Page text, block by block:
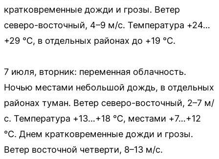
кратковременные дожди и грозы. Ветер
северо-восточный, 4–9 м/с. Температура +24…
+29 °C, в отдельных районах до +19 °C.
7 июля, вторник: переменная облачность.
Ночью местами небольшой дождь, в отдельных
районах туман. Ветер северо-восточный, 2–7 м/
с. Температура +13…+18 °C, местами +7…+12
°C. Днем кратковременные дожди и грозы.
Ветер восточной четверти, 8–13 м/с.